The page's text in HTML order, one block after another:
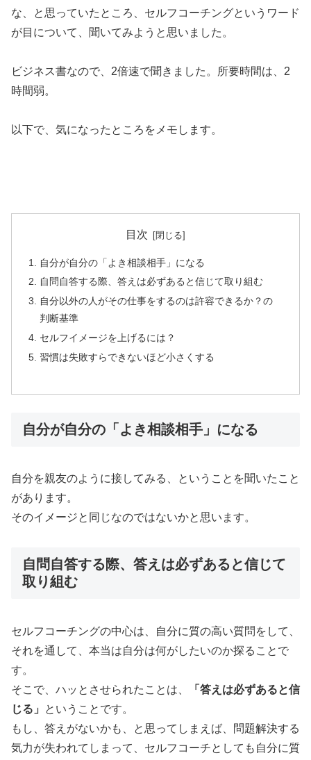
な、と思っていたところ、セルフコーチングというワード
が目について、聞いてみようと思いました。
ビジネス書なので、2倍速で聞きました。所要時間は、2
時間弱。
以下で、気になったところをメモします。
目次
自分が自分の「よき相談相手」になる
自問自答する際、答えは必ずあると信じて取り組む
自分以外の人がその仕事をするのは許容できるか？の
判断基準
セルフイメージを上げるには？
習慣は失敗すらできないほど小さくする
自分が自分の「よき相談相手」になる
自分を親友のように接してみる、ということを聞いたこと
があります。
そのイメージと同じなのではないかと思います。
自問自答する際、答えは必ずあると信じて
取り組む
セルフコーチングの中心は、自分に質の高い質問をして、
それを通して、本当は自分は何がしたいのか探ることで
す。
そこで、ハッとさせられたことは、
「答えは必ずあると信
じる」
ということです。
もし、答えがないかも、と思ってしまえば、問題解決する
気力が失われてしまって、セルフコーチとしても自分に質